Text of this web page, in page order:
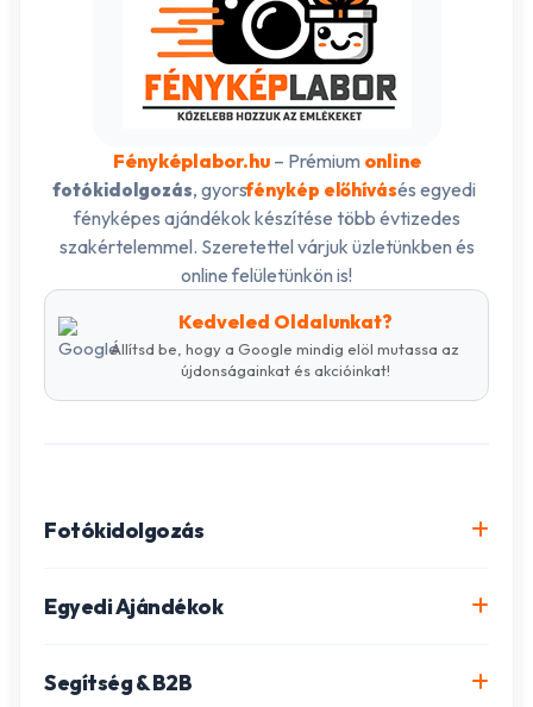
Fényképlabor.hu– Prémium online
fotókidolgozás, gyorsfénykép előhívásés egyedi
fényképes ajándékok készítése több évtizedes
szakértelemmel. Szeretettel várjuk üzletünkben és
online felületünkön is!
Kedveled Oldalunkat?
Állítsd be, hogy a Google mindig elöl mutassa az
újdonságainkat és akcióinkat!
Fotókidolgozás
Igazolványkép készítés
Egyedi Ajándékok
Segítség & B2B